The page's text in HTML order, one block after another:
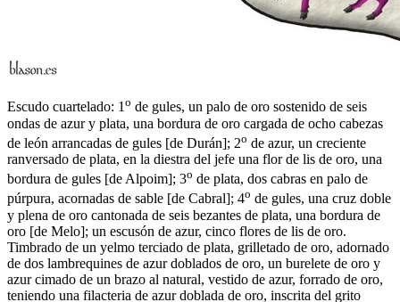
Escudo cuartelado: 1o de gules, un palo de oro sostenido de seis
ondas de azur y plata, una bordura de oro cargada de ocho cabezas
de león arrancadas de gules [de Durán]; 2o de azur, un creciente
ranversado de plata, en la diestra del jefe una flor de lis de oro, una
bordura de gules [de Alpoim]; 3o de plata, dos cabras en palo de
púrpura, acornadas de sable [de Cabral]; 4o de gules, una cruz doble
y plena de oro cantonada de seis bezantes de plata, una bordura de
oro [de Melo]; un escusón de azur, cinco flores de lis de oro.
Timbrado de un yelmo terciado de plata, grilletado de oro, adornado
de dos lambrequines de azur doblados de oro, un burelete de oro y
azur cimado de un brazo al natural, vestido de azur, forrado de oro,
teniendo una filacteria de azur doblada de oro, inscrita del grito